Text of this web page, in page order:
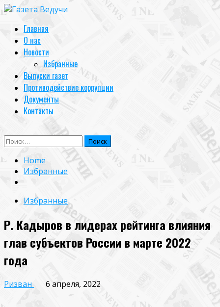
Skip
content
Primary
Menu
Главная
О нас
Новости
Избранные
Выпуски газет
Противодействие коррупции
Документы
Контакты
Найти:
Home
Избранные
Избранные
Р. Кадыров в лидерах рейтинга влияния
глав субъектов России в марте 2022
года
Ризван 6 апреля, 2022